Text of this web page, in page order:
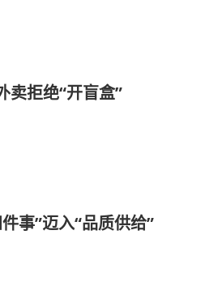
卖拒绝“开盲盒”
事”迈入“品质供给”